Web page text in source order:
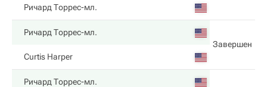
Ричард Торрес-мл.
Ричард Торрес-мл.
Завершен
Curtis Harper
Ричард Торрес-мл.